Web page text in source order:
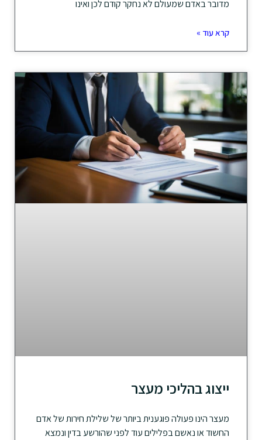
מדובר באדם שמעולם לא נחקר קודם לכן ואינו
קרא עוד »
ייצוג בהליכי מעצר
מעצר הינו פעולה פוגענית ביותר של שלילת חירות של אדם
החשוד או נאשם בפלילים עוד לפני שהורשע בדין ונמצא